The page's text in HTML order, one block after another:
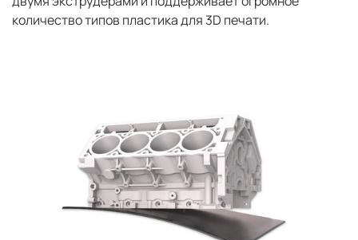
количество типов пластика для 3D печати.